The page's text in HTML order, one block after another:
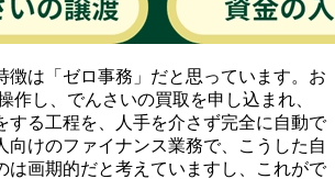
徴は「ゼロ事務」だと思っています。お
作し、でんさいの買取を申し込まれ、
する工程を、人手を介さず完全に自動で
向けのファイナンス業務で、こうした自
は画期的だと考えていますし、これがで